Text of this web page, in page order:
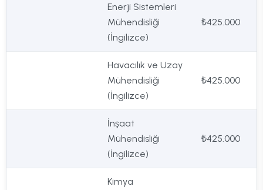
Enerji Sistemleri
Mühendisliği
(İngilizce)
₺425.000
Havacılık ve Uzay
Mühendisliği
(İngilizce)
₺425.000
İnşaat
Mühendisliği
(İngilizce)
₺425.000
Kimya